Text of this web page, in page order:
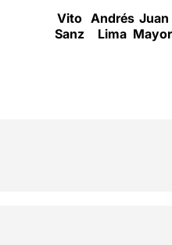
Vito
Sanz
Andrés
Lima
Juan